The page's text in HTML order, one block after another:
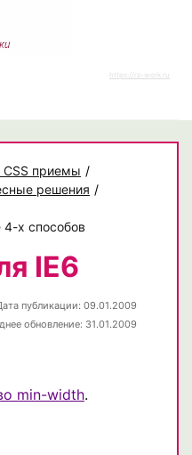
https://rz-work.ru
приемы /
решения /
х способов
IE6
публикации: 09.01.2009
обновление: 31.01.2009
min-width.